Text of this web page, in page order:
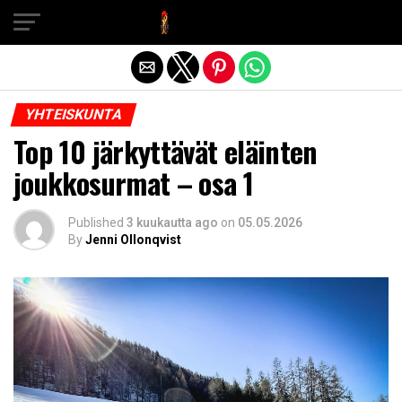
YHTEISKUNTA
Top 10 järkyttävät eläinten
joukkosurmat – osa 1
Published 3 kuukautta ago on 05.05.2026
ByJenni Ollonqvist
Exit mobile version